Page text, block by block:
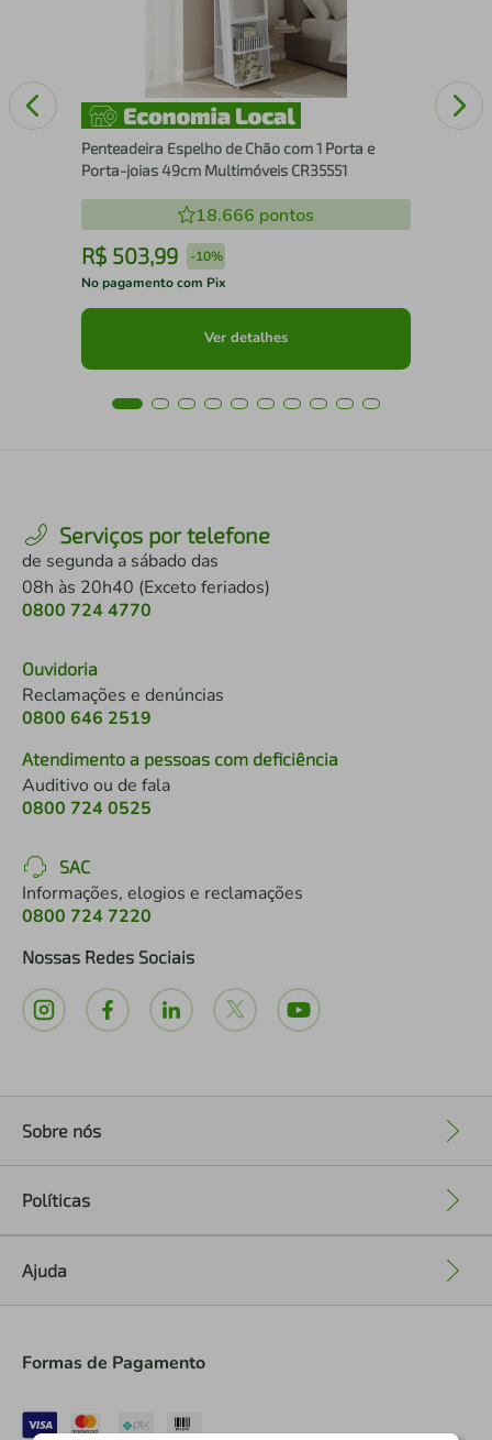
Penteadeira Espelho de Chão com 1 Porta e
Porta-joias 49cm Multimóveis CR35551
18.666 pontos
R$ 503,99 -10%
No pagamento com Pix
Ver detalhes
Serviços por telefone
de segunda a sábado das
08h às 20h40 (Exceto feriados)
0800 724 4770
Ouvidoria
Reclamações e denúncias
0800 646 2519
Atendimento a pessoas com deficiência
Auditivo ou de fala
0800 724 0525
SAC
Informações, elogios e reclamações
0800 724 7220
Nossas Redes Sociais
Sobre nós
Políticas
Ajuda
Formas de Pagamento